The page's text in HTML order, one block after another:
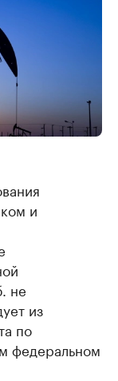
и
не
из
по
федеральном